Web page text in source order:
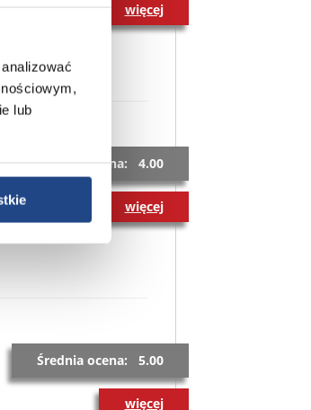
lub
więcej
Średnia ocena: 4.00
więcej
Średnia ocena: 5.00
więcej